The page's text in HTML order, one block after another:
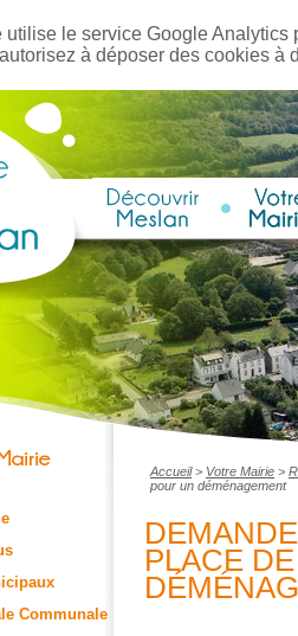
utilise le service Google
à déposer des cookies
Communale
Accueil> Votre Mairie >
pour un déménagement
PLACE